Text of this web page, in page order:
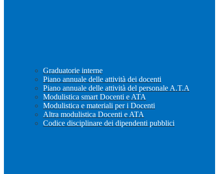
Graduatorie interne
Piano annuale delle attività dei docenti
Piano annuale delle attività del personale A.T.A
Modulistica smart Docenti e ATA
Modulistica e materiali per i Docenti
Altra modulistica Docenti e ATA
Codice disciplinare dei dipendenti pubblici